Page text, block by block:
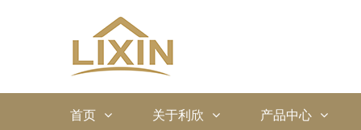
首页 关于利欣 产品中心